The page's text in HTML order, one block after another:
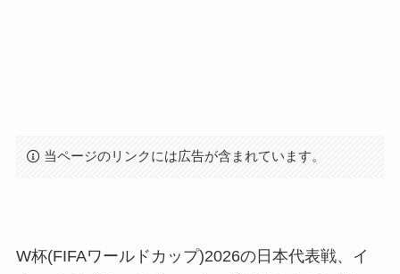
当ページのリンクには広告が含まれています。
W杯(FIFAワールドカップ)2026の日本代表戦、イ